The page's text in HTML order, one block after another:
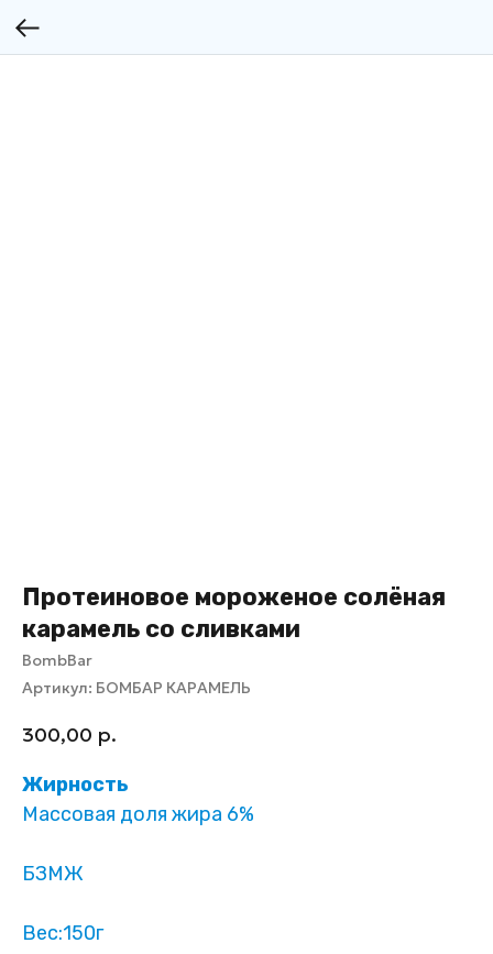
Протеиновое мороженое солёная
карамель со сливками
BombBar
Артикул: БОМБАР КАРАМЕЛЬ
300,00 р.
Жирность
Массовая доля жира 6%
БЗМЖ
Вес:150г